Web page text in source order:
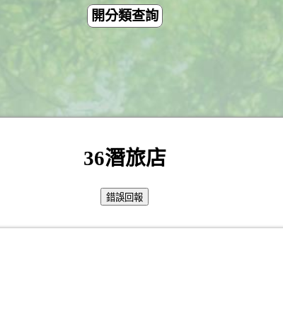
開分類查詢
36潛旅店